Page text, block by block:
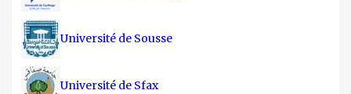
Université de Sousse
Université de Sfax